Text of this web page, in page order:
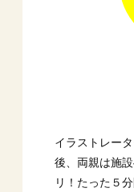
イラストレー
後、両親は施
リ！たった５